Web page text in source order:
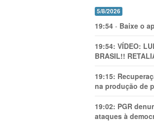
5/8/2026
19:54 - Baixe o
19:54: VÍDEO:
BRASIL!!
19:15:
na produção de
19:02: PGR
ataques à